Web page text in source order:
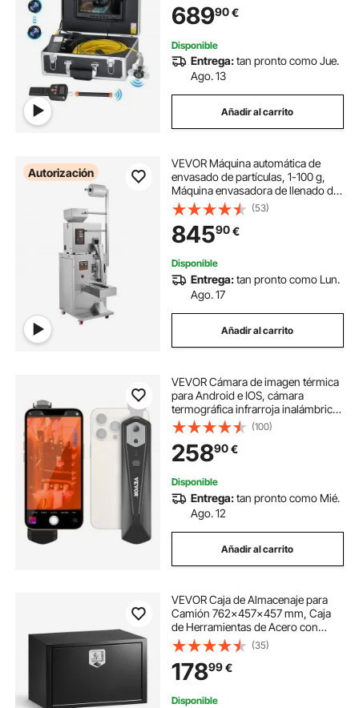
Tuberías de Conductos, 320 x 390
x 155 mm
68990€
Disponible
Entrega:tan pronto como Jue.
Ago. 13
Añadir al carrito
Autorización
VEVOR Máquina automática de
envasado de partículas, 1-100 g,
Máquina envasadora de llenado de
bolsitas de polvo multifunción,
Llenado para semillas de té,
granos, harina, frijoles, purpurina
(53)
84590€
Disponible
Entrega:tan pronto como Lun.
Ago. 17
Añadir al carrito
VEVOR Cámara de imagen térmica
para Android e IOS, cámara
termográfica infrarroja inalámbrica
con resolución IR de 256 x 192 con
WiFi y cámara visual 25 Hz para
teléfono inteligente, -4°F-1022°F,
IP54
(100)
25890€
Disponible
Entrega:tan pronto como Mié.
Ago. 12
Añadir al carrito
VEVOR Caja de Almacenaje para
Camión 762x457x457 mm, Caja
de Herramientas de Acero con
Cerradura y Llaves, para Debajo de
Carrocería del Camión, con Asa en
T para Furgoneta, SUV, Camioneta,
Negro
(35)
17899€
Disponible